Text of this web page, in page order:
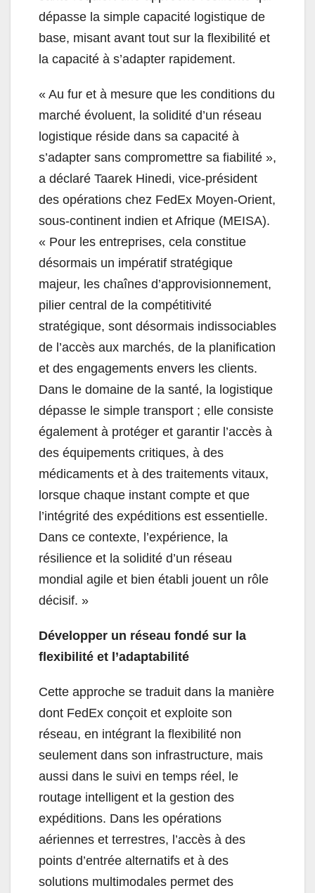
dépasse la simple capacité logistique de
base, misant avant tout sur la flexibilité et
la capacité à s’adapter rapidement.
« Au fur et à mesure que les conditions du
marché évoluent, la solidité d’un réseau
logistique réside dans sa capacité à
s’adapter sans compromettre sa fiabilité »,
a déclaré Taarek Hinedi, vice-président
des opérations chez FedEx Moyen-Orient,
sous-continent indien et Afrique (MEISA).
« Pour les entreprises, cela constitue
désormais un impératif stratégique
majeur, les chaînes d’approvisionnement,
pilier central de la compétitivité
stratégique, sont désormais indissociables
de l’accès aux marchés, de la planification
et des engagements envers les clients.
Dans le domaine de la santé, la logistique
dépasse le simple transport ; elle consiste
également à protéger et garantir l’accès à
des équipements critiques, à des
médicaments et à des traitements vitaux,
lorsque chaque instant compte et que
l’intégrité des expéditions est essentielle.
Dans ce contexte, l’expérience, la
résilience et la solidité d’un réseau
mondial agile et bien établi jouent un rôle
décisif. »
Développer un réseau fondé sur la
flexibilité et l’adaptabilité
Cette approche se traduit dans la manière
dont FedEx conçoit et exploite son
réseau, en intégrant la flexibilité non
seulement dans son infrastructure, mais
aussi dans le suivi en temps réel, le
routage intelligent et la gestion des
expéditions. Dans les opérations
aériennes et terrestres, l’accès à des
points d’entrée alternatifs et à des
solutions multimodales permet des